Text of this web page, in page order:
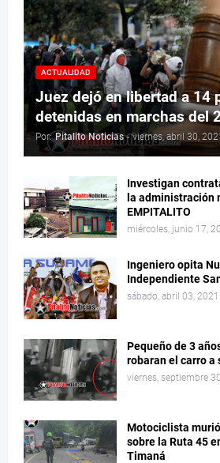
ACTUALIDAD
Juez dejó en libertad a 14
detenidas en marchas del
Por: Pitalito Noticias - viernes, abril 30,
Investigan
la administración
EMPITALITO
miércoles, junio 17,
Ingeniero opita
Independiente
sábado, abril 03, 2021
Pequeño de 3
robaran el carro a
viernes, septiembre
Motociclista
sobre la Ruta 45
Timaná